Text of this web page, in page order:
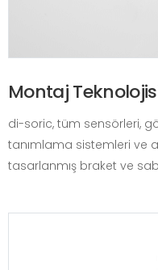
Montaj
di-soric, tüm sensörleri,
tanımlama sistemleri ve
tasarlanmış braket ve